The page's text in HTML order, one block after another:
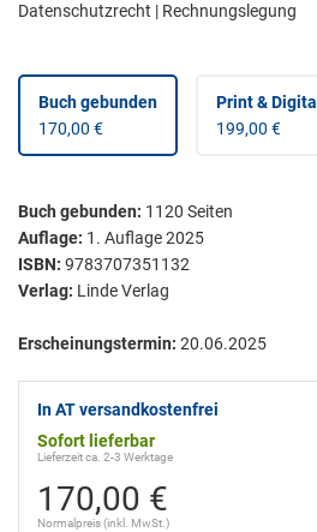
Datenschutzrecht | Rechnungslegung
Buch gebunden
170,00 €
Print & Digital
199,00 €
Buch gebunden: 1120 Seiten
Auflage: 1. Auflage 2025
ISBN: 9783707351132
Verlag: Linde Verlag
Erscheinungstermin: 20.06.2025
In AT versandkostenfrei
Sofort lieferbar
Lieferzeit ca. 2-3 Werktage
170,00 €
Normalpreis (inkl. MwSt.)